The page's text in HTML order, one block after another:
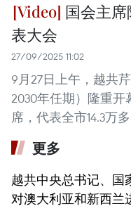
国会主
表大会
27/09/2025 11:02
9月27日上午，越共
2030年任期）隆重开
席，代表全市14.3万多
更多
越共中央总书记、国
对澳大利亚和新西兰